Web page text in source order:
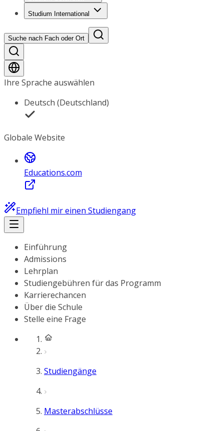
Studium International
Suche nach Fach oder Ort
Ihre Sprache auswählen
Deutsch (Deutschland)
Globale Website
Educations.com
Empfiehl mir einen Studiengang
Einführung
Admissions
Lehrplan
Studiengebühren für das Programm
Karrierechancen
Über die Schule
Stelle eine Frage
Studiengänge
Masterabschlüsse